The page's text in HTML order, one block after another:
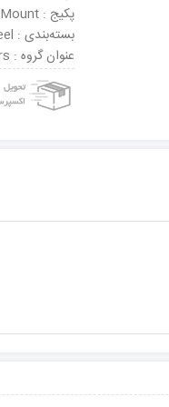
پکیج : Surface Mount
بسته‌بندی : Tape & Reel
عنوان گروه : RF JFET Transistors